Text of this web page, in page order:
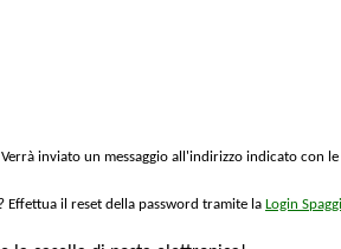
Verrà inviato un messaggio all'indirizzo indicato con
Effettua il reset della password tramite la Login